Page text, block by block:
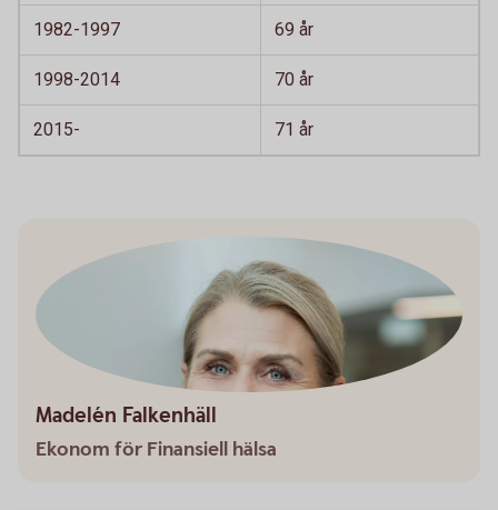
1982-1997 69 år
1998-2014 70 år
2015- 71 år
Madelén Falkenhäll
Ekonom för Finansiell hälsa